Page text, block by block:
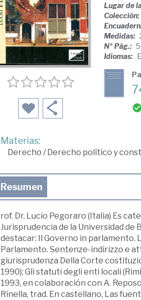
Lugar de
Colección:
Medidas:
Nº Pág.:
Idiomas:
Materias:
Derecho / Derecho político y
Resumen
rof. Dr. Lucio Pegoraro (Italia) Es
Jurisprudencia de la Universidad de
destacar: Il Governo in parlamento.
Parlamento. Sentenze-indirizzo e
giurisprudenza Della Corte
1990); Gli statuti degli enti locali
1993, en colaboración con A.
Rinella, trad. En castellano, Las